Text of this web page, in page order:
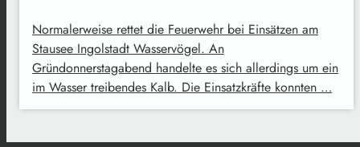
Normalerweise rettet die Feuerwehr bei Einsätzen am
Stausee Ingolstadt Wasservögel. An
Gründonnerstagabend handelte es sich allerdings um ein
im Wasser treibendes Kalb. Die Einsatzkräfte konnten …